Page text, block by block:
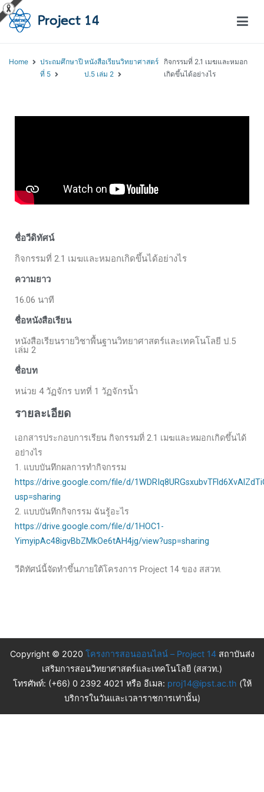
Home
ประถมศึกษาปี
ที่ 5
หนังสือเรียนวิทยาศาสตร์
ป.5 เล่ม 2
กิจกรรมที่ 2.1 เมฆและหมอก
เกิดขึ้นได้อย่างไร
ชื่อวีดิทัศน์
กิจกรรมที่ 2.1 เมฆและหมอกเกิดขึ้นได้อย่างไร
ความยาว
16.06 นาที
ชื่อหนังสือเรียน
หนังสือเรียนรายวิชาพื้นฐานวิทยาศาสตร์และเทคโนโลยี ป.5
เล่ม 2
ชื่อบท
หน่วย 4 วัฏจักร บทที่ 1 วัฏจักรน้ำ
รายละเอียด
เอกสารประกอบการเรียน กิจกรรมที่ 2.1 เมฆและหมอกเกิดขึ้นได้
อย่างไร
1. แบบบันทึกผลการทำกิจกรรม
https://drive.google.com/file/d/
usp=sharing
2. แบบบันทึกกิจกรรม ฉันรู้อะไร
https://drive.google.com/file/d/1HOC1-
YimyipAc48igvBbZMkOe6tAH4jg/view?usp=sharing
วีดิทัศน์นี้จัดทำขึ้นภายใต้โครงการ Project 14 ของ สสวท.
Copyright © 2020 โครงการสอนออนไลน์ – Project 14สถาบันส่ง
เสริมการสอนวิทยาศาสตร์และเทคโนโลยี (สสวท.)
โทรศัพท์: (+66) 0 2392 4021 หรือ อีเมล: proj14@ipst.ac.th (ให้
บริการในวันและเวลาราชการเท่านั้น)